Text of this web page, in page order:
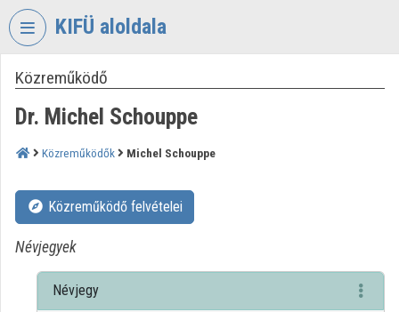
Fejléc kihagyása
KIFÜ aloldala
VIDEOTORIUM
KORMÁNYZATI
INFORMATIKAI
ÜGYNÖKSÉG
Intézményi kezdőlap
Intézményi felfedezés
Közreműködő
Dr. Michel Schouppe
Közreműködők Michel Schouppe
Közreműködő felvételei
Névjegyek
Névjegy